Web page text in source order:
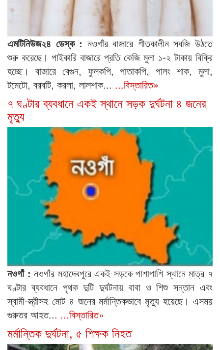
এমটিনিউজ২৪ ডেস্ক : নওগাঁর বাজারে শীতকালীন সবজি উঠতে
শুরু করেছে। পাইকারি বাজারে প্রতি কেজি মুলা ১-২ টাকায় বিক্রি
হচ্ছে। বাজারে বেগুন, ফুলকপি, পাতাকপি, পালং শাক, মুলা,
টমেটো, বরবটি, করলা, লালশাক... ...বিস্তারিত»
৭ ঘণ্টার ব্যবধানে একই স্থানে সড়ক দুর্ঘটনা ৪ জনের
মৃত্যু
নওগাঁ : নওগাঁর মহাদেবপুরে একই সড়কে পাশাপাশি স্থানে মাত্র ৭
ঘণ্টার ব্যবধানে পৃথক দুটি দুর্ঘটনায় বাবা ও শিশু সন্তান এবং
স্বামী-স্ত্রীসহ মোট ৪ জনের মর্মান্তিকভাবে মৃত্যু হয়েছে। এসময়
গুরুতর আহত... ...বিস্তারিত»
মর্মান্তিক দুর্ঘটনা, ৫ শিক্ষক নিহত